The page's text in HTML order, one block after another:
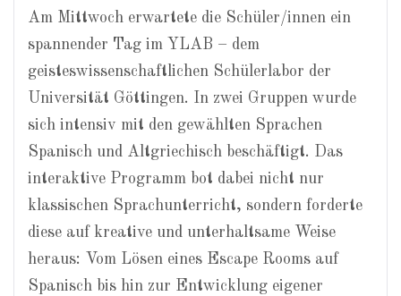
Am Mittwoch erwartete die Schüler/innen ein
spannender Tag im YLAB – dem
geisteswissenschaftlichen Schülerlabor der
Universität Göttingen. In zwei Gruppen wurde
sich intensiv mit den gewählten Sprachen
Spanisch und Altgriechisch beschäftigt. Das
interaktive Programm bot dabei nicht nur
klassischen Sprachunterricht, sondern forderte
diese auf kreative und unterhaltsame Weise
heraus: Vom Lösen eines Escape Rooms auf
Spanisch bis hin zur Entwicklung eigener